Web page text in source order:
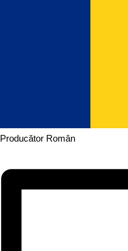
Producător Român